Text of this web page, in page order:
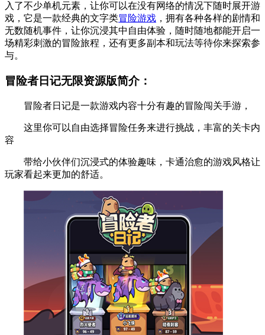
入了不少单机元素，让你可以在没有网络的情况下随时展开游
戏，它是一款经典的文字类冒险游戏 ，拥有各种各样的剧情和
无数随机事件，让你沉浸其中自由体验，随时随地都能开启一
场精彩刺激的冒险旅程，还有更多副本和玩法等待你来探索参
与。
冒险者日记无限资源版简介：
冒险者日记是一款游戏内容十分有趣的冒险闯关手游，
这里你可以自由选择冒险任务来进行挑战，丰富的关卡内
容
带给小伙伴们沉浸式的体验趣味，卡通治愈的游戏风格让
玩家看起来更加的舒适。